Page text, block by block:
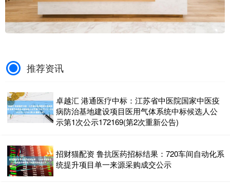
推荐资讯
卓越汇 港通医疗中标：江苏省中医院国家中医疫
病防治基地建设项目医用气体系统中标候选人公
示第1次公示172169(第2次重新公告)
招财猫配资 鲁抗医药招标结果：720车间自动化系
统提升项目单一来源采购成交公示